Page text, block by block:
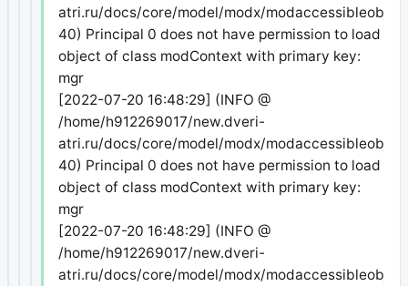
atri.ru/docs/core/model/modx/
40) Principal 0 does not have permission to load
object of class modContext with primary key:
mgr
[2022-07-20 16:48:29] (INFO @
/home/h912269017/new.dveri-
atri.ru/docs/core/model/modx/
40) Principal 0 does not have permission to load
object of class modContext with primary key:
mgr
[2022-07-20 16:48:29] (INFO @
/home/h912269017/new.dveri-
atri.ru/docs/core/model/modx/